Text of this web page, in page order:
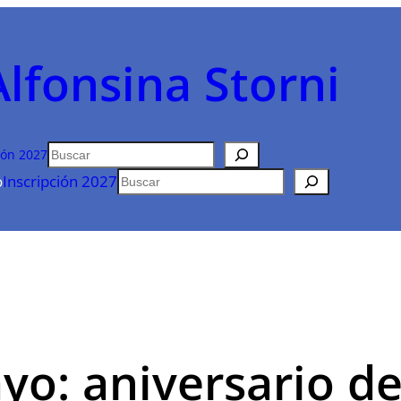
Storni
2027Buscar
Inscripción 2027 Buscar
aniversario